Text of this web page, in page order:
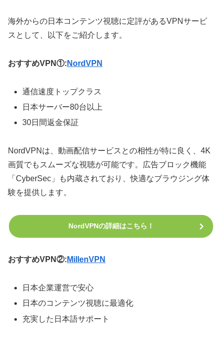
海外からの日本コンテンツ視聴に定評があるVPNサービ
スとして、以下をご紹介します。
おすすめVPN①: NordVPN
通信速度トップクラス
日本サーバー80台以上
30日間返金保証
NordVPNは、動画配信サービスとの相性が特に良く、4K
画質でもスムーズな視聴が可能です。広告ブロック機能
「CyberSec」も内蔵されており、快適なブラウジング体
験を提供します。
NordVPNの詳細はこちら！
おすすめVPN②: MillenVPN
日本企業運営で安心
日本のコンテンツ視聴に最適化
充実した日本語サポート